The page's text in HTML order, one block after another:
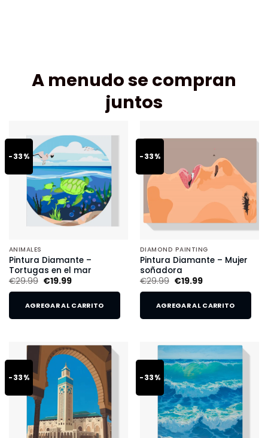
A menudo se compran
juntos
-33%
ANIMALES
Pintura Diamante –
Tortugas en el mar
€29.99 €19.99
AGREGAR AL CARRITO
-33%
DIAMOND PAINTING
Pintura Diamante – Mujer
soñadora
€29.99 €19.99
AGREGAR AL CARRITO
-33% -33%